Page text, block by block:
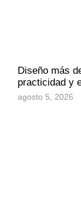
Diseño más
practicidad y
agosto 5, 2026